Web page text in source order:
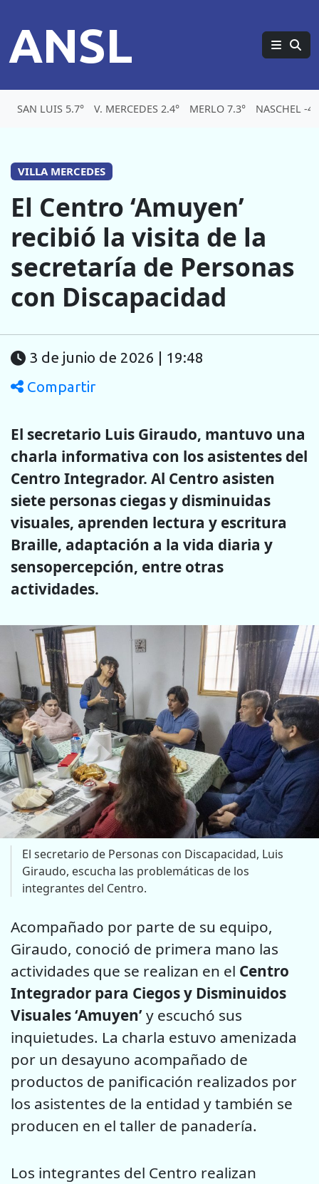
ANSL
SAN LUIS 5.7° V. MERCEDES 2.4° MERLO 7.3° NASCHEL -
VILLA MERCEDES
El Centro ‘Amuyen’
recibió la visita de la
secretaría de Personas
con Discapacidad
3 de junio de 2026 | 19:48
Compartir
El secretario Luis Giraudo, mantuvo una
charla informativa con los asistentes del
Centro Integrador. Al Centro asisten
siete personas ciegas y disminuidas
visuales, aprenden lectura y escritura
Braille, adaptación a la vida diaria y
sensopercepción, entre otras
actividades.
El secretario de Personas con Discapacidad, Luis
Giraudo, escucha las problemáticas de los
integrantes del Centro.
Acompañado por parte de su equipo,
Giraudo, conoció de primera mano las
actividades que se realizan en el Centro
Integrador para Ciegos y Disminuidos
Visuales ‘Amuyen’y escuchó sus
inquietudes. La charla estuvo amenizada
por un desayuno acompañado de
productos de panificación realizados por
los asistentes de la entidad y también se
producen en el taller de panadería.
Los integrantes del Centro realizan